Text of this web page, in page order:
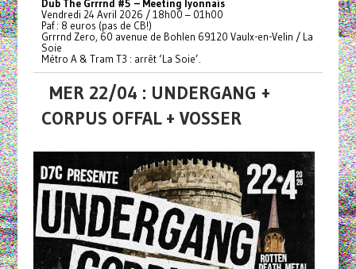
Dub The Grrrnd #5 – Meeting lyonnais
Vendredi 24 Avril 2026 / 18h00 – 01h00
Paf : 8 euros (pas de CB!)
Grrrnd Zero, 60 avenue de Bohlen 69120 Vaulx-en-Velin / La
Soie
Métro A & Tram T3 : arrêt ‘La Soie’.
MER 22/04 : UNDERGANG +
CORPUS OFFAL + VOSSER